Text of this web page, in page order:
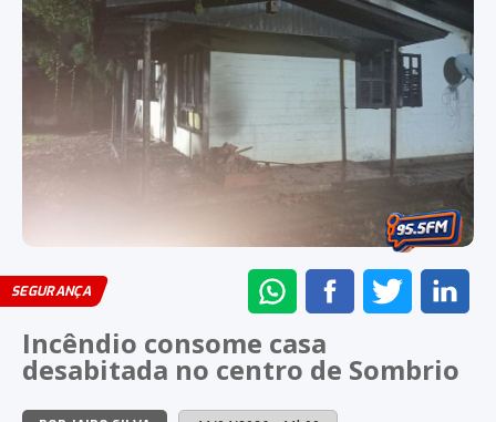
SEGURANÇA
ENVIAR
NO
WHATSAPP
COMPARTILHAR
NO
NO
Incêndio consome casa
desabitada no centro de Sombrio